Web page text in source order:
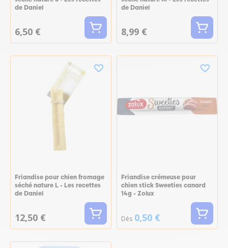
de Daniel
6,50 €
de Daniel
8,99 €
Friandise pour chien fromage
séché nature L - Les recettes
de Daniel
12,50 €
Friandise crémeuse pour
chien stick Sweeties canard
14g - Zolux
Dès 0,50 €